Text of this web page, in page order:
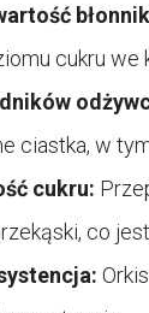
cukru we
ciastka, w
cukru:
co